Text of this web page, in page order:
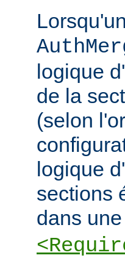
logique
de la
(selon
logique
sections
dans